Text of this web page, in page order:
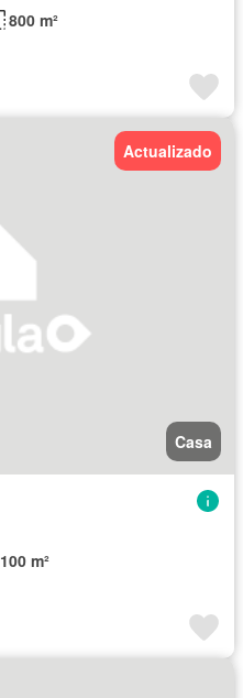
800 m²
Actualizado
Casa
100 m²